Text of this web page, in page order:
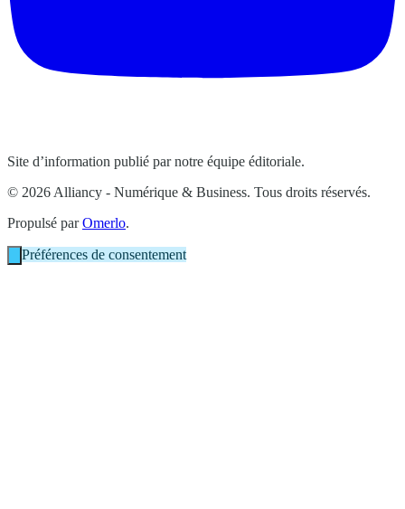
Site d’information publié par notre équipe éditoriale.
© 2026 Alliancy - Numérique & Business. Tous droits réservés.
Propulsé parOmerlo.
Préférences de consentement